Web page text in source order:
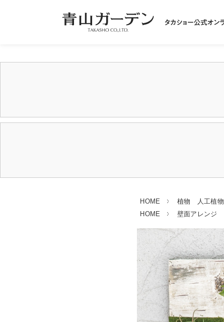
HOME 植物 人工植物
HOME
壁面アレンジ